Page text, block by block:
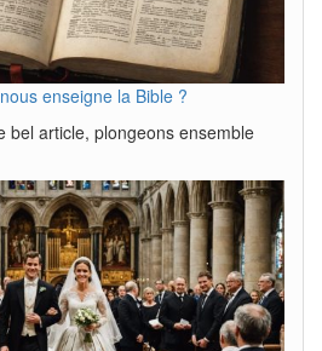
enseigne la Bible ?
bel article, plongeons ensemble